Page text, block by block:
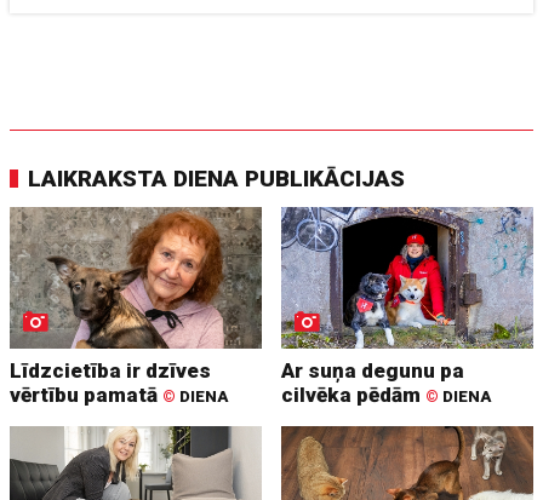
LAIKRAKSTA DIENA PUBLIKĀCIJAS
Līdzcietība ir dzīves
vērtību pamatā © DIENA
Ar suņa degunu pa
cilvēka pēdām © DIENA